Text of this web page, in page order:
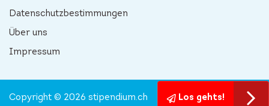
Datenschutzbestimmungen
Über uns
Impressum
Los gehts!
Copyright © 2026 stipendium.ch